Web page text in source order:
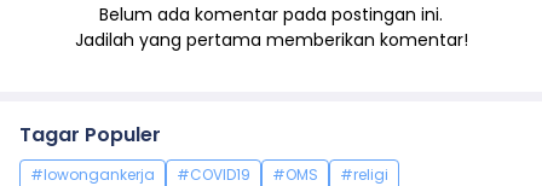
Belum ada komentar pada postingan ini.
Jadilah yang pertama memberikan komentar!
Tagar Populer
#lowongankerja #COVID19 #OMS
#religi